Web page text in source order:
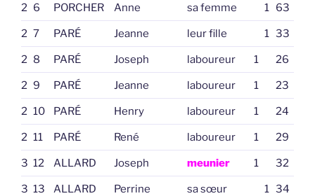
2 6 PORCHER Anne sa femme 1 63
2 7 PARÉ Jeanne leur fille 1 33
2 8 PARÉ Joseph laboureur 1 26
2 9 PARÉ Jeanne laboureur 1 23
2 10 PARÉ Henry laboureur 1 24
2 11 PARÉ René laboureur 1 29
3 12 ALLARD Joseph meunier 1 32
3 13 ALLARD Perrine sa sœur 1 34